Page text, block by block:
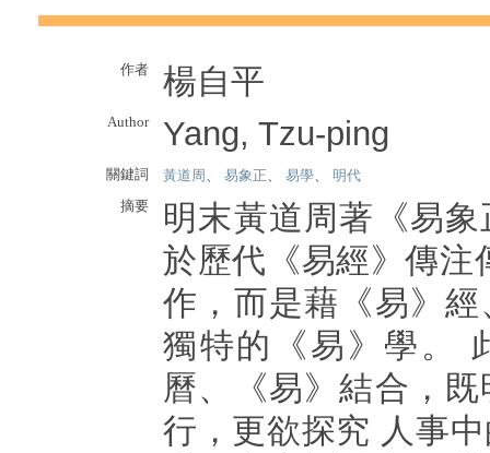
作者 楊自平
Author Yang, Tzu-ping
關鍵詞 黃道周 、 易象正、 易學、 明代
摘要
明末黃道周著《易
於歷代《易經》傳注
作，而是藉《易》
獨特的《易》學。
曆、《易》結合，
行，更欲探究 人事